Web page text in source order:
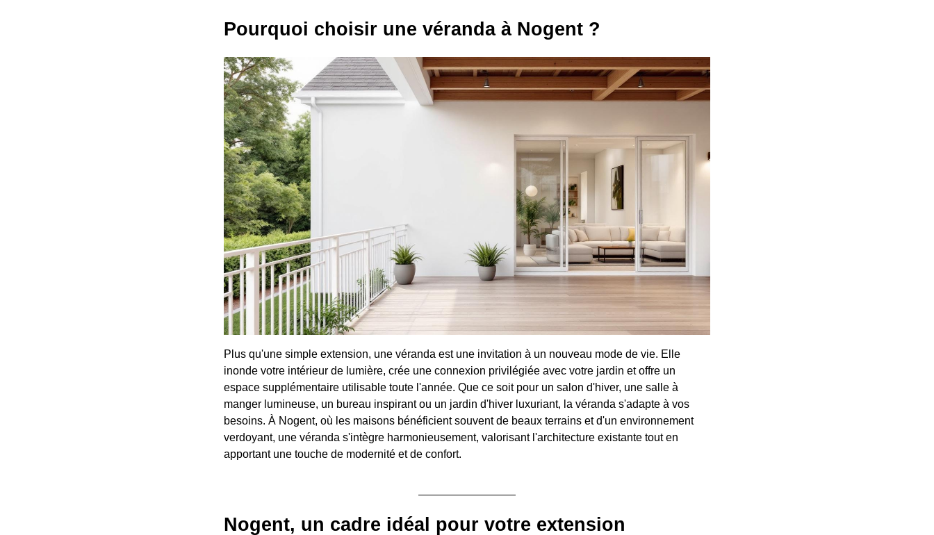
Pourquoi choisir une véranda à Nogent ?
Plus qu'une simple extension, une véranda est une invitation à un nouveau mode de vie. Elle
inonde votre intérieur de lumière, crée une connexion privilégiée avec votre jardin et offre un
espace supplémentaire utilisable toute l'année. Que ce soit pour un salon d'hiver, une salle à
manger lumineuse, un bureau inspirant ou un jardin d'hiver luxuriant, la véranda s'adapte à vos
besoins. À Nogent, où les maisons bénéficient souvent de beaux terrains et d'un environnement
verdoyant, une véranda s'intègre harmonieusement, valorisant l'architecture existante tout en
apportant une touche de modernité et de confort.
Nogent, un cadre idéal pour votre extension